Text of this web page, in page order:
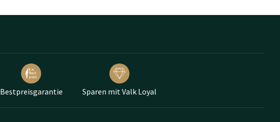
Bestpreisgarantie Sparen mit Valk Loyal